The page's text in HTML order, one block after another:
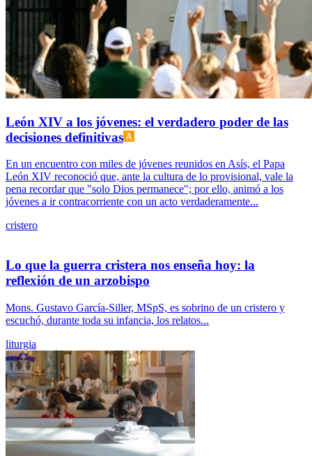
León XIV a los jóvenes: el verdadero poder de las
decisiones definitivas
En un encuentro con miles de jóvenes reunidos en Asís, el Papa
León XIV reconoció que, ante la cultura de lo provisional, vale la
pena recordar que "solo Dios permanece"; por ello, animó a los
jóvenes a ir contracorriente con un acto verdaderamente...
cristero
Lo que la guerra cristera nos enseña hoy: la
reflexión de un arzobispo
Mons. Gustavo García-Siller, MSpS, es sobrino de un cristero y
escuchó, durante toda su infancia, los relatos...
liturgia